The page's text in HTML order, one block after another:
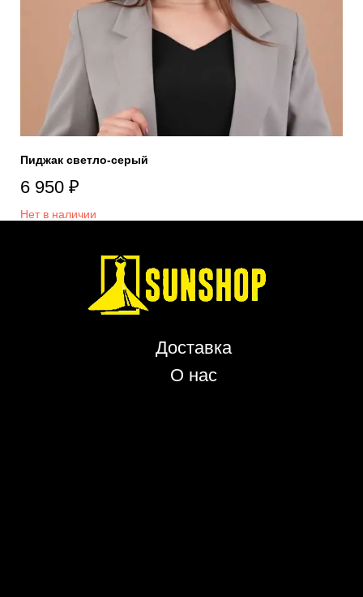
Пиджак светло-серый
6 950 ₽
Нет в наличии
Доставка
О нас